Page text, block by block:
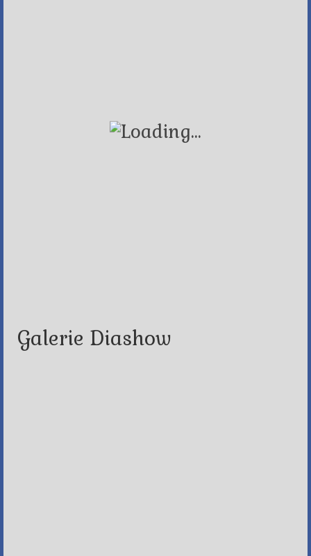
Galerie Diashow